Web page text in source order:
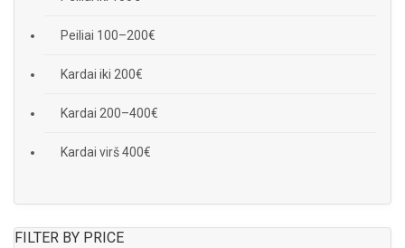
Peiliai 100–200€
Kardai iki 200€
Kardai 200–400€
Kardai virš 400€
FILTER BY PRICE